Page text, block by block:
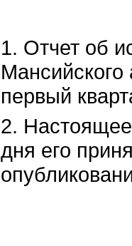
1. Отчет об
Мансийского
первый
2.
дня его